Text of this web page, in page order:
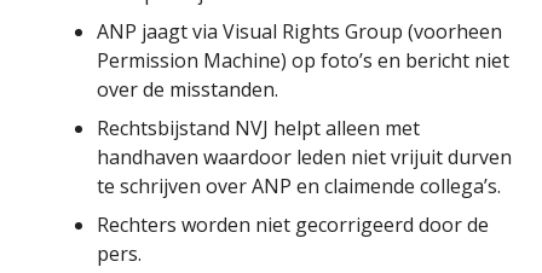
ANP jaagt via Visual Rights Group (voorheen
Permission Machine) op foto’s en bericht niet
over de misstanden.
Rechtsbijstand NVJ helpt alleen met
handhaven waardoor leden niet vrijuit durven
te schrijven over ANP en claimende collega’s.
Rechters worden niet gecorrigeerd door de
pers.